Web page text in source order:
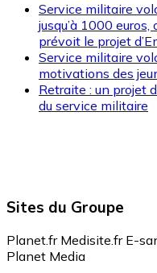
Service militaire
jusqu’à 1000
prévoit le projet
Service militaire
motivations des
Retraite : un projet
du service militaire
Sites du Groupe
Planet.fr Medisite.fr E-
Planet Media